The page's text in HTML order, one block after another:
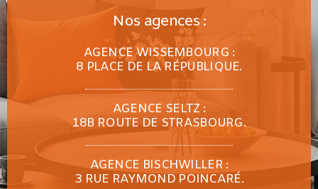
Nos agences :
AGENCE WISSEMBOURG :
8 PLACE DE LA RÉPUBLIQUE.
AGENCE SELTZ :
18B ROUTE DE STRASBOURG.
AGENCE BISCHWILLER :
3 RUE RAYMOND POINCARÉ.